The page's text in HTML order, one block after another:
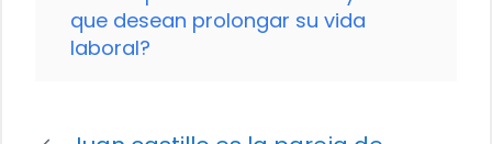
que desean prolongar su vida
laboral?